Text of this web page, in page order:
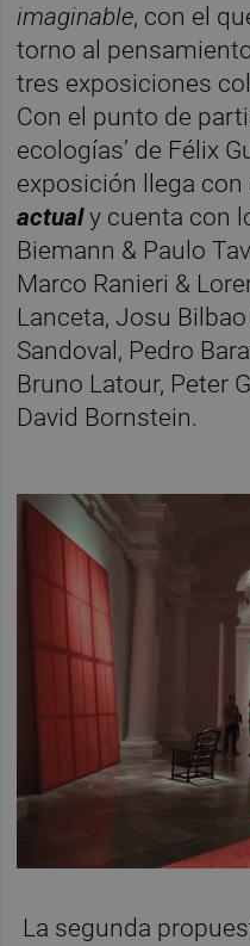
imaginable, con el
torno al
tres exposiciones
Con el punto de
ecologías’ de Félix
exposición llega
actualy cuenta con
Biemann & Paulo
Marco Ranieri &
Lanceta, Josu
Sandoval, Pedro
Bruno Latour, Peter
David Bornstein.
La segunda